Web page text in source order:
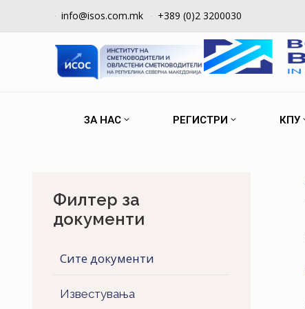
info@isos.com.mk +389 (0)2 3200030
ЗА НАС РЕГИСТРИ КПУ
Филтер за
документи
Сите документи
Известувања